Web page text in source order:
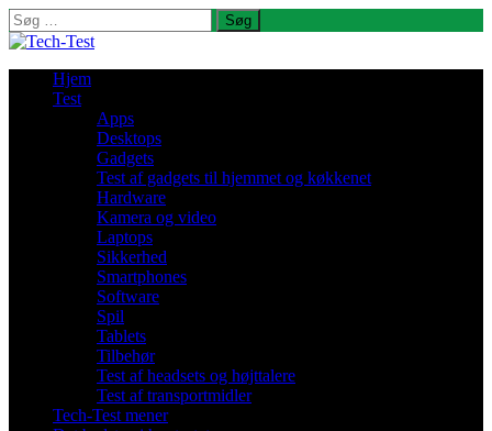
Søg
efter:
Hjem
Test
Apps
Desktops
Gadgets
Test af gadgets til hjemmet og køkkenet
Hardware
Kamera og video
Laptops
Sikkerhed
Smartphones
Software
Spil
Tablets
Tilbehør
Test af headsets og højttalere
Test af transportmidler
Tech-Test mener